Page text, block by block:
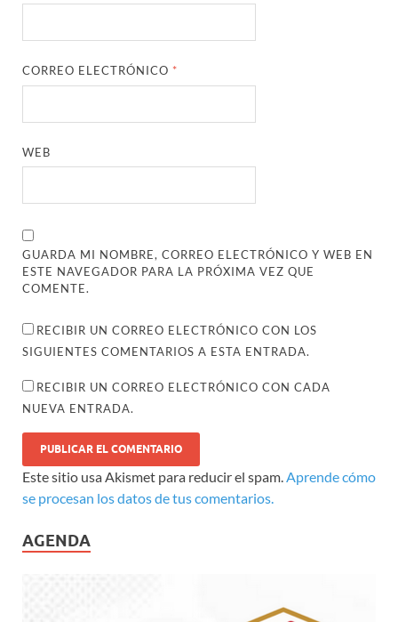
CORREO ELECTRÓNICO *
WEB
GUARDA MI NOMBRE, CORREO ELECTRÓNICO Y WEB EN
ESTE NAVEGADOR PARA LA PRÓXIMA VEZ QUE
COMENTE.
RECIBIR UN CORREO ELECTRÓNICO CON LOS
SIGUIENTES COMENTARIOS A ESTA ENTRADA.
RECIBIR UN CORREO ELECTRÓNICO CON CADA
NUEVA ENTRADA.
Este sitio usa Akismet para reducir el spam.Aprende cómo
se procesan los datos de tus comentarios.
AGENDA